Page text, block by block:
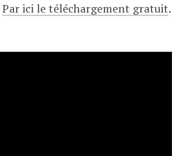
Par ici le téléchargement gratuit.